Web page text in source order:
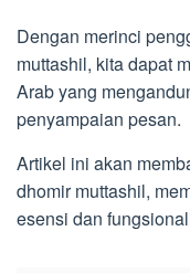
Dengan merinci
muttashil, kita dapat
Arab yang
penyampaian pesan.
Artikel ini akan
dhomir muttashil,
esensi dan